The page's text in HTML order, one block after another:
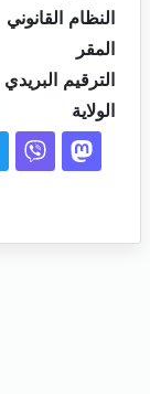
النظام القانوني
المقر
الترقيم البريدي
الولاية